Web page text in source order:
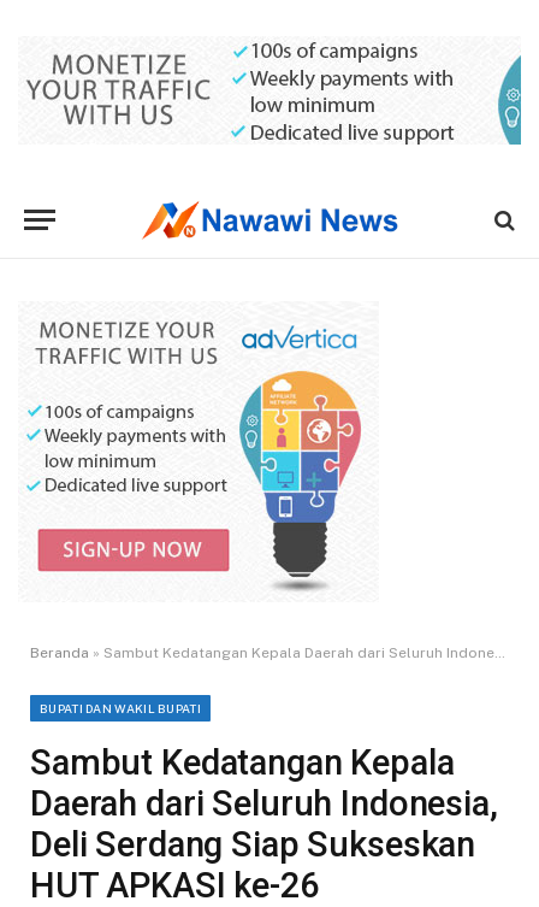
Beranda » Sambut Kedatangan Kepala Daerah dari Seluruh Indonesia, Deli Serdang Siap Sukseskan HUT APKASI ke-26
BUPATI DAN WAKIL BUPATI
Sambut Kedatangan Kepala
Daerah dari Seluruh Indonesia,
Deli Serdang Siap Sukseskan
HUT APKASI ke-26